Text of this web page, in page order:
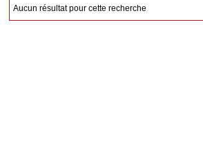
Aucun résultat pour cette recherche